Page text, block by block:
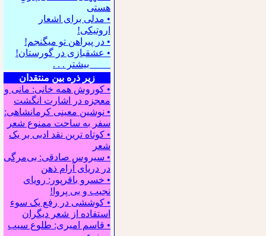
هستی
• مدلی برای اشعار
اروتیکی!
• در پیراهن تو می⁪گنجم!
• عشقبازی در گورستان!
بیشتر . . .
زیر ذره بین منتقدان
• کوروش همه خانی: مانی و
معجزه در اشارت انگشت
• نوشین معینی کرمانشاهی:
سفر به ساحت ممنوع شعر
• کوتاه ترین نقد ادبی بر یک
شعر
• سیروس صادقی: بی‌مرگی
در دریای آرام ذهن
• خسرو باقرپور: ﺭوﻳﺎﻯ
ﻧﺠﻴﺐ ﻭ ﺑﻰ ﭘﺮﻭﺍ!
• کوششی در رفع یک سوء
استفاده از شعر دیگران
• قاسم امیری: طلوع سیب